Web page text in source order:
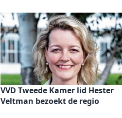
VVD Tweede Kamer lid Hester
Veltman bezoekt de regio